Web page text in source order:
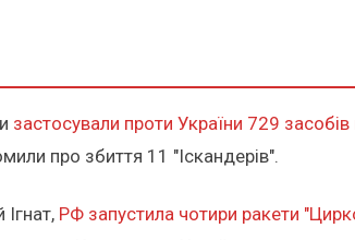
застосували проти України 729
про збиття 11 "Іскандерів".
РФ запустила чотири ракети